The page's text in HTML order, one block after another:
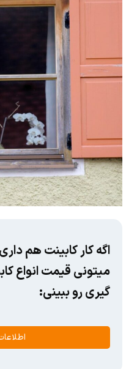
اگه کار کابینت هم
میتونی قیمت انواع
گیری رو ببینی: